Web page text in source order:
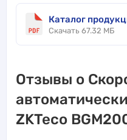
Каталог
Скачать 67.32 МБ
Отзывы о
ZKTeco